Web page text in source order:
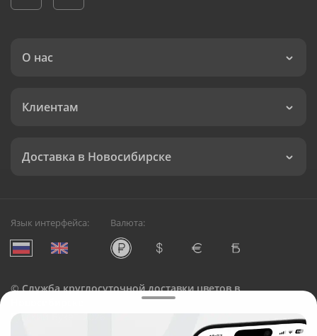
О нас
Клиентам
Доставка в Новосибирске
Язык интерфейса: Валюта:
©Служба круглосуточной доставки цветов в
Русский Букет, 2026